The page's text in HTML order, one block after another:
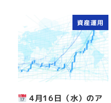
資産運用
4月16日（水）のア